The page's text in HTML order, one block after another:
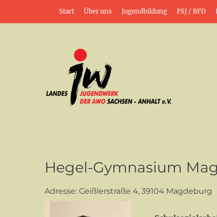
Header-Menü
Start Über uns Jugendbildung FSJ / BFD
jung•politisch•kreativ
Hegel-Gymnasium
Adresse: Geißlerstraße 4, 39104 Magdeburg